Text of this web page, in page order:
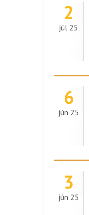
2
júl 25
6
jún 25
3
jún 25